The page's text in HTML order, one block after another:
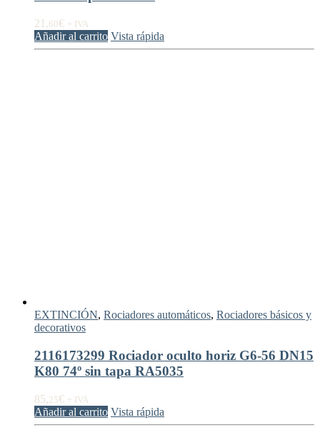
21,60€ + IVA
Añadir al carrito Vista rápida
EXTINCIÓN, Rociadores automáticos, Rociadores básicos y
decorativos
2116173299 Rociador oculto horiz G6-56 DN15
K80 74º sin tapa RA5035
85,25€ + IVA
Añadir al carrito Vista rápida